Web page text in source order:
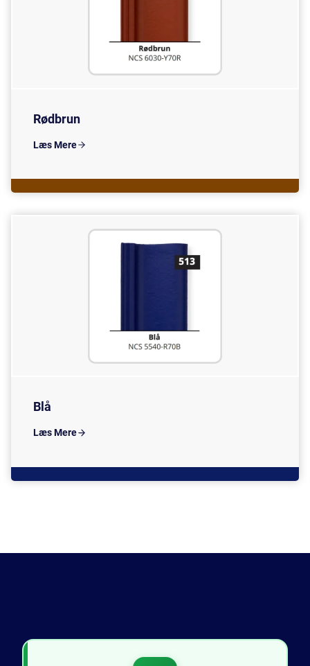
Rødbrun
Læs Mere
Blå
Læs Mere